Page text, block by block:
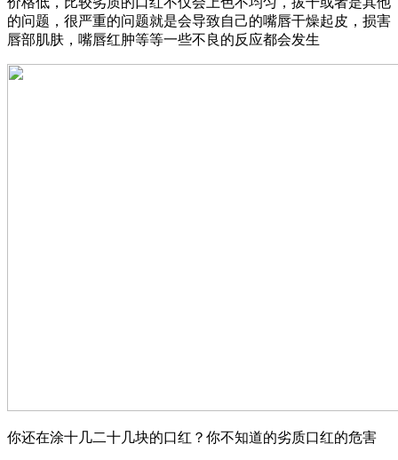
的问题，很严重的问题就是会导致自己的嘴唇干燥起皮，损害
唇部肌肤，嘴唇红肿等等一些不良的反应都会发生
你还在涂十几二十几块的口红？你不知道的劣质口红的危害